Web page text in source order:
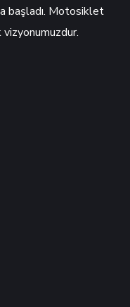
başladı. Motosiklet